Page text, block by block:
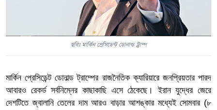
ছবিঃ মার্কিন প্রেসিডেন্ট ডোনাল্ড ট্রাম্প
মার্কিন প্রেসিডেন্ট ডোনাল্ড ট্রাম্পের রাজনৈতিক ক্যারিয়ারে জনপ্রিয়তার পারদ
আবারও রেকর্ড সর্বনিম্নের কাছাকাছি এসে ঠেকেছে। ইরান যুদ্ধের জেরে
দেশটিতে জ্বালানি তেলের দাম আরও বাড়ার আশঙ্কার মধ্যেই সোমবার (৮